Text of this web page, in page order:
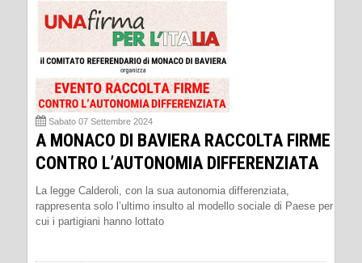
Sabato 07 Settembre 2024
A MONACO DI BAVIERA RACCOLTA FIRME
CONTRO L’AUTONOMIA DIFFERENZIATA
La legge Calderoli, con la sua autonomia differenziata,
rappresenta solo l’ultimo insulto al modello sociale di Paese per
cui i partigiani hanno lottato